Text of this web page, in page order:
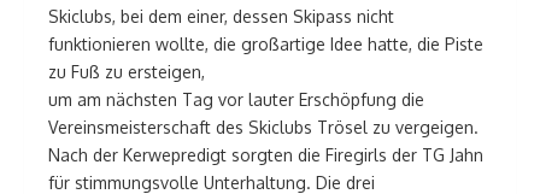
Skiclubs, bei dem einer, dessen Skipass nicht
funktionieren wollte, die großartige Idee hatte, die Piste
zu Fuß zu ersteigen,
um am nächsten Tag vor lauter Erschöpfung die
Vereinsmeisterschaft des Skiclubs Trösel zu vergeigen.
Nach der Kerwepredigt sorgten die Firegirls der TG Jahn
für stimmungsvolle Unterhaltung. Die drei